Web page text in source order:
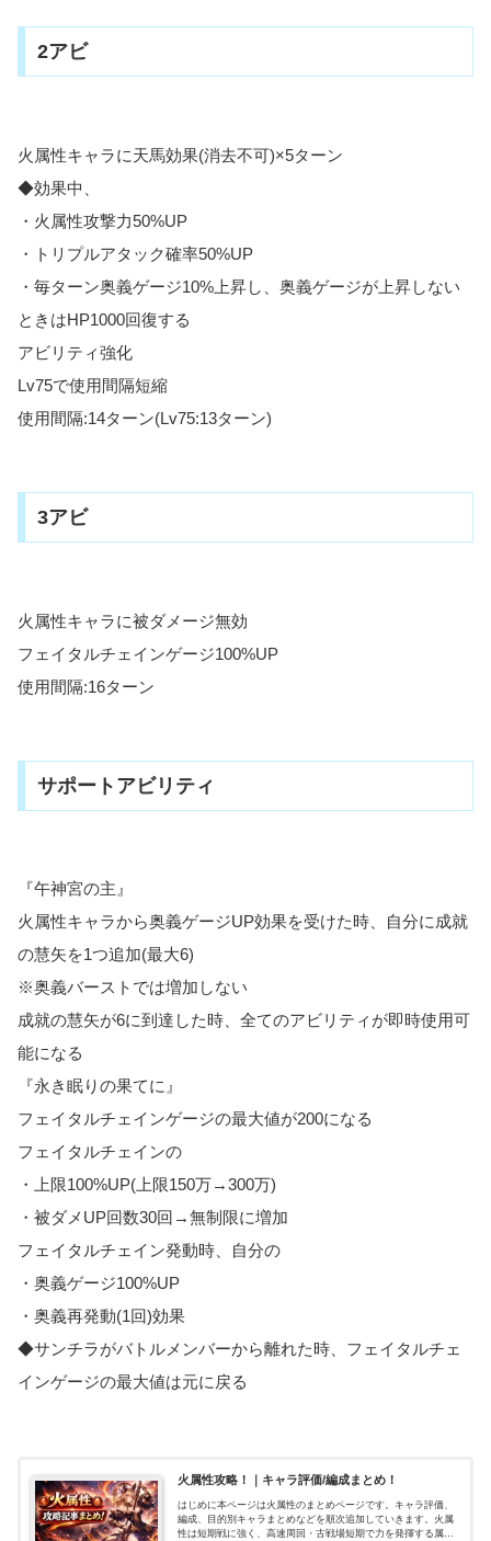
2アビ
火属性キャラに天馬効果(消去不可)×5ターン
◆効果中、
・火属性攻撃力50%UP
・トリプルアタック確率50%UP
・毎ターン奥義ゲージ10%上昇し、奥義ゲージが上昇しない
ときはHP1000回復する
アビリティ強化
Lv75で使用間隔短縮
使用間隔:14ターン(Lv75:13ターン)
3アビ
火属性キャラに被ダメージ無効
フェイタルチェインゲージ100%UP
使用間隔:16ターン
サポートアビリティ
『午神宮の主』
火属性キャラから奥義ゲージUP効果を受けた時、自分に成就
の慧矢を1つ追加(最大6)
※奥義バーストでは増加しない
成就の慧矢が6に到達した時、全てのアビリティが即時使用可
能になる
『永き眠りの果てに』
フェイタルチェインゲージの最大値が200になる
フェイタルチェインの
・上限100%UP(上限150万→300万)
・被ダメUP回数30回→無制限に増加
フェイタルチェイン発動時、自分の
・奥義ゲージ100%UP
・奥義再発動(1回)効果
◆サンチラがバトルメンバーから離れた時、フェイタルチェ
インゲージの最大値は元に戻る
火属性攻略！｜キャラ評価/編成まとめ！
はじめに本ページは火属性のまとめページです。キャラ評価、
編成、目的別キャラまとめなどを順次追加していきます。火属
性は短期戦に強く、高速周回・古戦場短期で力を発揮する属性